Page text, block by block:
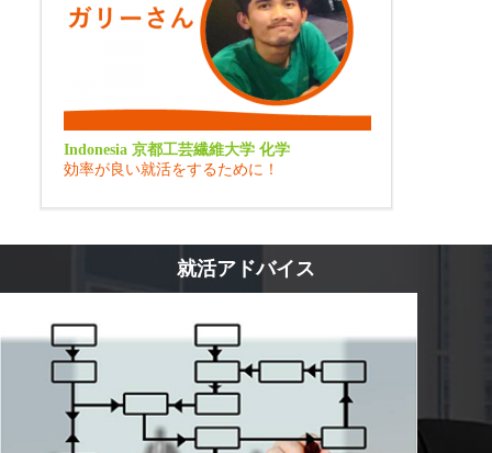
Indonesia 京都工芸繊維大学 化学
効率が良い就活をするために！
就活アドバイス